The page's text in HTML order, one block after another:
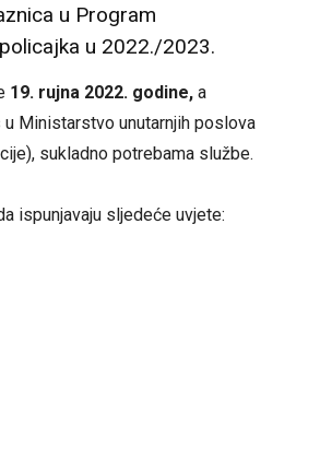
u Program
u 2022./2023.
19. rujna 2022. godine, a
Ministarstvo unutarnjih poslova
sukladno potrebama službe.
ispunjavaju sljedeće uvjete: